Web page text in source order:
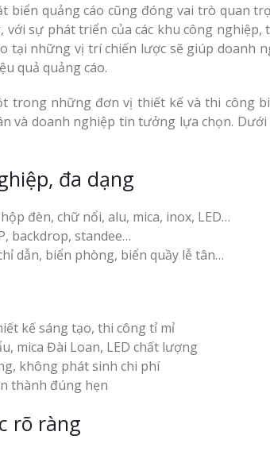
biển quảng cáo cũng đóng vai trò quan
với sự phát triển của các khu công
tại những vị trí chiến lược sẽ giúp doanh
quả quảng cáo.
trong những đơn vị thiết kế và thi công
và doanh nghiệp tin tưởng lựa chọn.
đa dạng
đèn, chữ nổi, alu, mica, inox, LED…
backdrop, standee…
dẫn, biển phòng, biển quầy lễ tân…
kế sáng tạo, thi công tỉ mỉ
mica Đài Loan, LED chất lượng
không phát sinh chi phí
thành đúng hẹn
rõ ràng